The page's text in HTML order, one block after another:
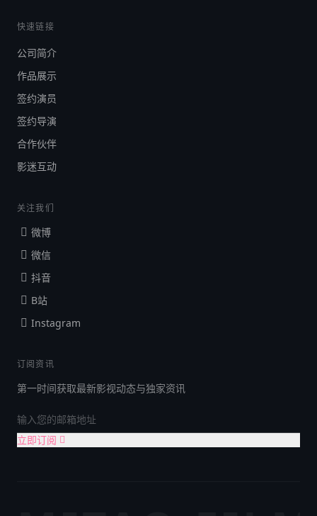
快速链接
公司简介
作品展示
签约演员
签约导演
合作伙伴
影迷互动
关注我们
微博
微信
抖音
B站
Instagram
订阅资讯
第一时间获取最新影视动态与独家资讯
立即订阅